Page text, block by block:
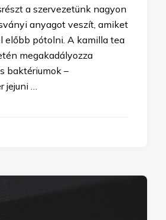
a szervezetünk nagyon
anyagot veszít, amiket
előbb pótolni. A kamilla tea
megakadályozza
baktériumok –
…